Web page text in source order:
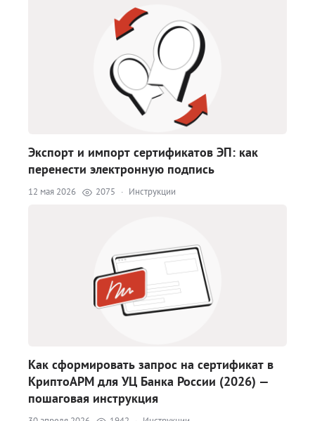
Экспорт и импорт сертификатов ЭП: как
перенести электронную подпись
12 мая 2026 2075 · Инструкции
Как сформировать запрос на сертификат в
КриптоАРМ для УЦ Банка России (2026) —
пошаговая инструкция